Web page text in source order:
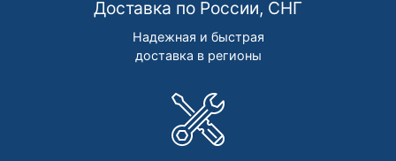
Доставка по России, СНГ
Надежная и быстрая
доставка в регионы